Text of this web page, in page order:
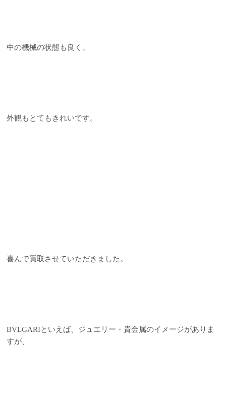
中の機械の状態も良く、
外観もとてもきれいです。
喜んで買取させていただきました。
BVLGARIといえば、ジュエリー・貴金属のイメージがありま
すが、